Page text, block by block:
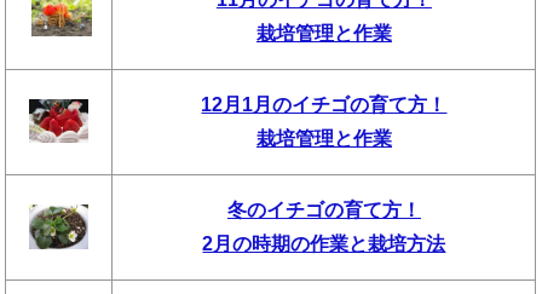
栽培管理と作業
12月1月のイチゴの育て方！
栽培管理と作業
冬のイチゴの育て方！
2月の時期の作業と栽培方法